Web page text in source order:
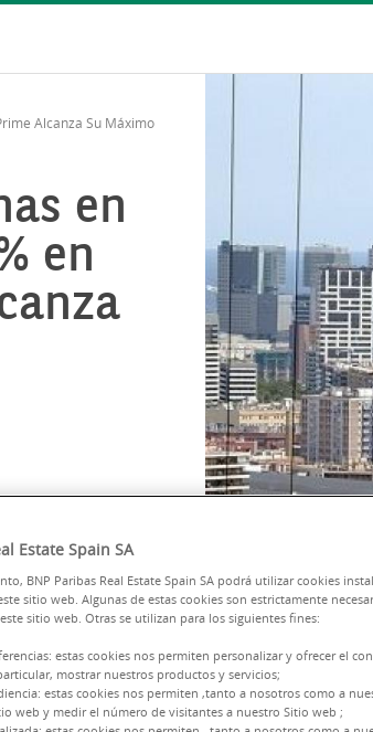
Alcanza Su Máximo
en
en
un 8,5% por encima del mismo
Estate Spain SA
BNP Paribas Real Estate Spain SA podrá utilizar cookies
sitio web. Algunas de estas cookies son estrictamente
sitio web. Otras se utilizan para los siguientes fines:
estas cookies nos permiten personalizar y ofrecer el
mostrar nuestros productos y servicios;
estas cookies nos permiten ,tanto a nosotros como a
web y medir el número de visitantes a nuestro Sitio web ;